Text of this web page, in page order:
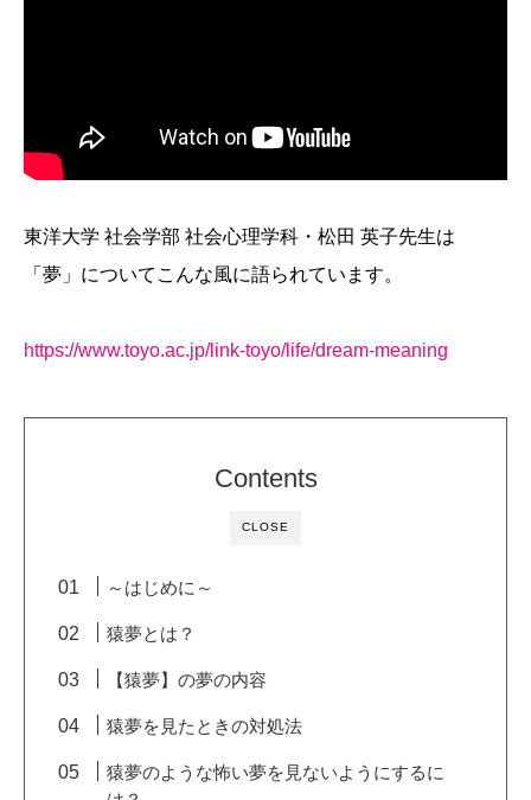
東洋大学 社会学部 社会心理学科・松田 英子先生は
「夢」についてこんな風に語られています。
https://www.toyo.ac.jp/link-toyo/life/dream-meaning
CLOSE
Contents
～はじめに～
猿夢とは？
【猿夢】の夢の内容
猿夢を見たときの対処法
猿夢のような怖い夢を見ないようにするに